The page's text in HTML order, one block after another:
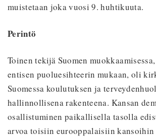
muistetaan joka vuosi 9. huhtikuuta.
Perintö
Toinen tekijä Suomen
entisen puoluesihteerin mukaan, oli
Suomessa koulutuksen ja
hallinnollisena rakenteena. Kansan
osallistuminen paikallisella tasolla
arvoa toisiin eurooppalaisiin kansoihin